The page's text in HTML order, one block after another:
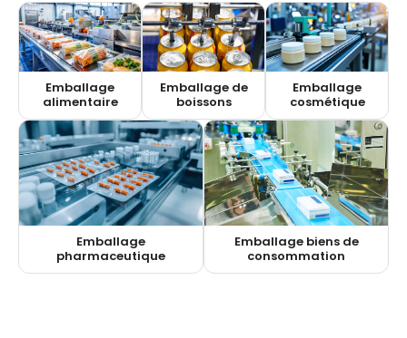
Emballage
alimentaire
Emballage de
boissons
Emballage
cosmétique
Emballage
pharmaceutique
Emballage biens de
consommation